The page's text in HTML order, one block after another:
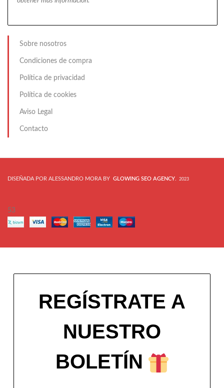
Sobre nosotros
Condiciones de compra
Política de privacidad
Política de cookies
Aviso Legal
Contacto
DISEÑADA POR ALESSANDRO MORA BY GLOWING SEO AGENCY. 2023
53
REGÍSTRATE A
NUESTRO
BOLETÍN